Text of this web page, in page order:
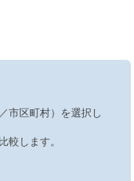
市区町村）を選択し
較します。